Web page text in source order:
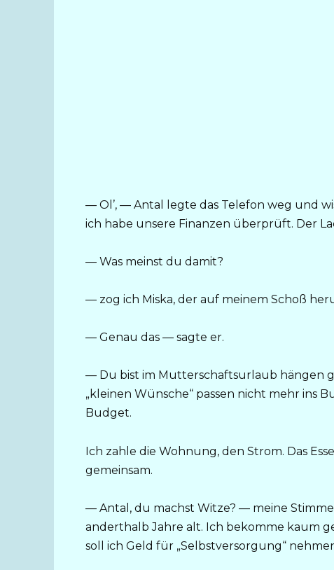
— Ol’, — Antal legte das Telefon weg und
ich habe unsere Finanzen überprüft. Der
— Was meinst du damit?
— zog ich Miska, der auf meinem Schoß
— Genau das — sagte er.
— Du bist im Mutterschaftsurlaub hängen
„kleinen Wünsche“ passen nicht mehr ins
Budget.
Ich zahle die Wohnung, den Strom. Das
gemeinsam.
— Antal, du machst Witze? — meine
anderthalb Jahre alt. Ich bekomme kaum
soll ich Geld für „Selbstversorgung“